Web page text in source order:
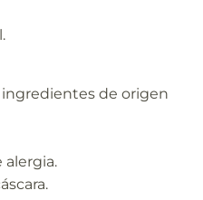
de origen
alergia.